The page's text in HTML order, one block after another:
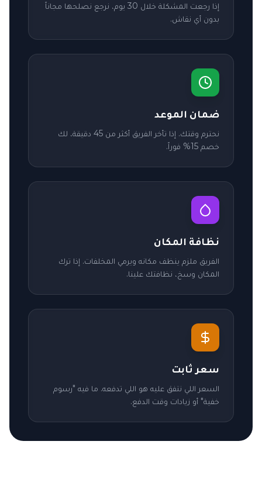
إذا رجعت المشكلة خلال 30 يوم، نرجع نصلحها مجاناً
بدون أي نقاش.
ضمان الموعد
نحترم وقتك. إذا تأخر الفريق أكثر من 45 دقيقة، لك
خصم 15% فوراً.
نظافة المكان
الفريق ملزم ينظف مكانه ويرمي المخلفات. إذا ترك
المكان وسخ، نظافتك علينا.
سعر ثابت
السعر اللي نتفق عليه هو اللي تدفعه. ما فيه "رسوم
خفية" أو زيادات وقت الدفع.